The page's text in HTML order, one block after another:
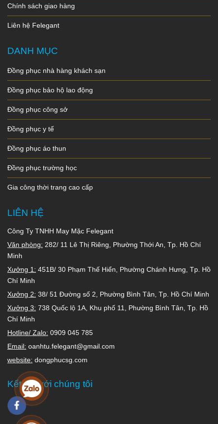
Chính sách giao hàng
Liên hệ Felegant
DANH MỤC
Đồng phục nhà hàng khách sạn
Đồng phục bảo hộ lao động
Đồng phục công sở
Đồng phục y tế
Đồng phục áo thun
Đồng phục trường học
Gia công thời trang cao cấp
LIÊN HỆ
Công Ty TNHH May Mặc Felegant
Văn phòng: 282/ 11 Lê Thị Riêng, Phường Thới An, Tp. Hồ Chí
Minh
Xưởng 1: 451B/ 30 Phạm Thế Hiển, Phường Chánh Hưng, Tp. Hồ
Chí Minh
Xưởng 2: 38/ 51 Đường số 2, Phường Bình Tân, Tp. Hồ Chí Minh
Xưởng 3: 738 Quốc lộ 1A, Khu phố 11, Phường Bình Tân, Tp. Hồ
Chí Minh
Hotline/ Zalo: 0909 045 785
Email: oanhtu.felegant@gmail.com
website: dongphucsg.com
Kết nối với chúng tôi